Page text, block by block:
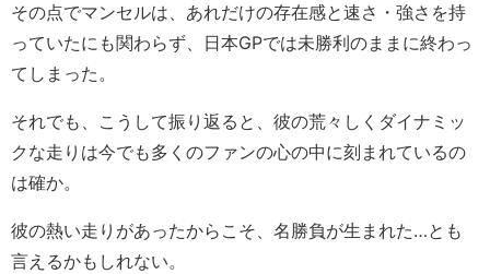
その点でマンセルは、あれだけの存在感と速さ・強さを持
っていたにも関わらず、日本GPでは未勝利のままに終わっ
てしまった。
それでも、こうして振り返ると、彼の荒々しくダイナミッ
クな走りは今でも多くのファンの心の中に刻まれているの
は確か。
彼の熱い走りがあったからこそ、名勝負が生まれた…とも
言えるかもしれない。